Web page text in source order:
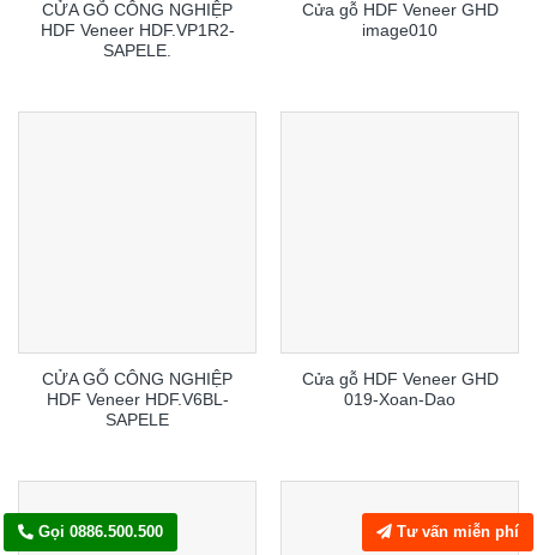
CỬA GỖ CÔNG NGHIỆP
HDF Veneer HDF.VP1R2-
SAPELE.
Cửa gỗ HDF Veneer GHD
image010
CỬA GỖ CÔNG NGHIỆP
HDF Veneer HDF.V6BL-
SAPELE
Cửa gỗ HDF Veneer GHD
019-Xoan-Dao
Gọi 0886.500.500 Tư vấn miễn phí